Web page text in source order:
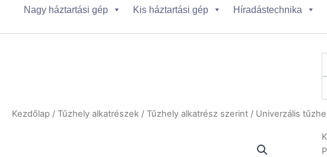
Nagy háztartási gép Kis háztartási gép Híradástechnika
Kezdőlap / Tűzhely alkatrészek / Tűzhely alkatrész szerint / Univerzális